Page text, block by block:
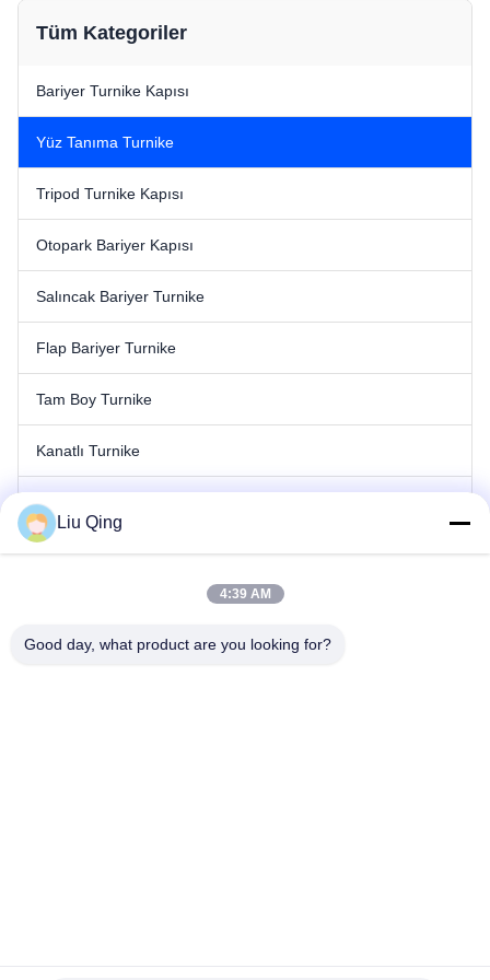
Tüm Kategoriler
Bariyer Turnike Kapısı
Yüz Tanıma Turnike
Tripod Turnike Kapısı
Otopark Bariyer Kapısı
Salıncak Bariyer Turnike
Flap Bariyer Turnike
Tam Boy Turnike
Kanatlı Turnike
Direk Bariyer Kapısı
Çit Bariyer Kapısı
Hız Kapısı Turnike
Liu Qing
4:39 AM
Good day, what product are you looking for?